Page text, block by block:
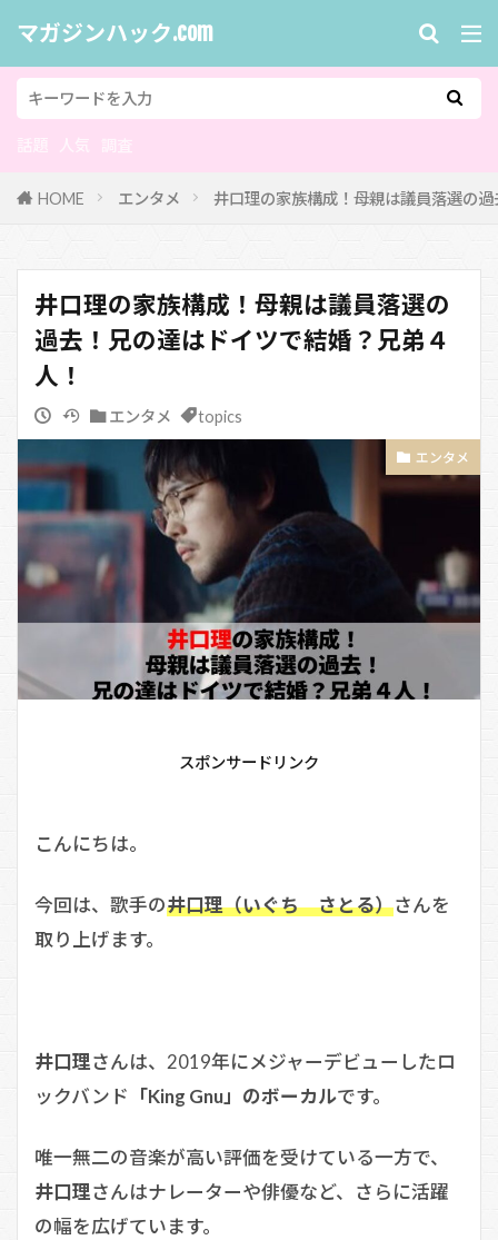
マガジンハック.com
HOME エンタメ 井口理の家族構成！母親は議員落選の
井口理の家族構成！母親は議員落選の
過去！兄の達はドイツで結婚？兄弟４
人！
エンタメ topics
エンタメ
スポンサードリンク
こんにちは。
今回は、歌手の井口理（いぐち さとる）さんを
取り上げます。
井口理さんは、2019年にメジャーデビューしたロ
ックバンド 「King Gnu」のボーカルです。
唯一無二の音楽が高い評価を受けている一方で、
井口理さんはナレーターや俳優など、さらに活躍
の幅を広げています。